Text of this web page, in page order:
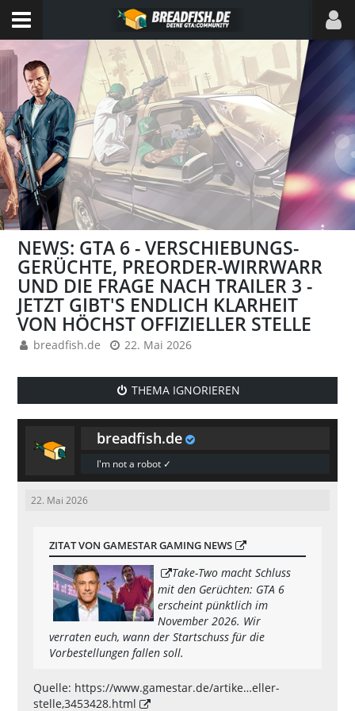
NEWS: GTA 6 - VERSCHIEBUNGS-
GERÜCHTE, PREORDER-WIRRWARR
UND DIE FRAGE NACH TRAILER 3 -
JETZT GIBT'S ENDLICH KLARHEIT
VON HÖCHST OFFIZIELLER STELLE
breadfish.de 22. Mai 2026
THEMA IGNORIEREN
breadfish.de
I'm not a robot ✓
22. Mai 2026
ZITAT VON GAMESTAR GAMING NEWS
Take-Two macht Schluss
mit den Gerüchten: GTA 6
erscheint pünktlich im
November 2026. Wir
verraten euch, wann der Startschuss für die
Vorbestellungen fallen soll.
Quelle: https://www.gamestar.de/artike…eller-
stelle,3453428.html